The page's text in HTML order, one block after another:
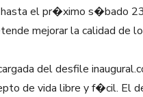
hasta el pr�ximo s�bado
mejorar la calidad
del desfile
de vida libre y f�cil.